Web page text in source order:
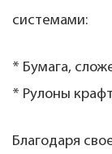
системами:
* Бумага,
* Рулоны
Благодаря